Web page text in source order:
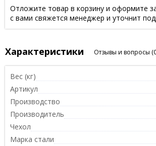
Отложите товар в корзину и оформите
с вами свяжется менеджер и уточнит
Характеристики Отзывы и вопросы
Вес (кг)
Артикул
Производство
Производитель
Чехол
Марка стали